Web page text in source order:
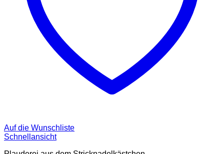
Auf die Wunschliste
Schnellansicht